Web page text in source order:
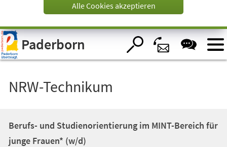
Visuelle
Assistenzsoftware
öffnen.
Alle Cookies akzeptieren
Paderborn
NRW-Technikum
Berufs- und Studienorientierung im MINT-Bereich für
junge Frauen* (w/d)